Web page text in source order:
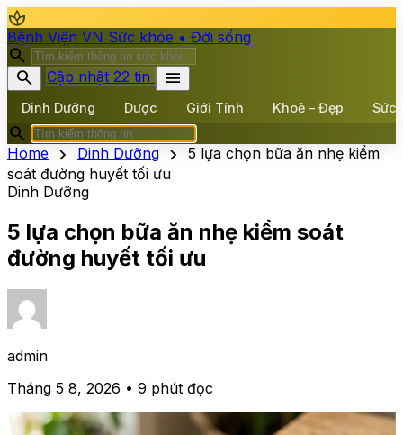
spa
Bệnh Viện VN Sức khỏe • Đời sống
search
search
Cập nhật 22 tin menu
Dinh Dưỡng Dược Giới Tính Khoẻ – Đẹp Sức
search
Home chevron_right Dinh Dưỡng chevron_right
5 lựa chọn bữa ăn nhẹ kiểm
soát đường huyết tối ưu
Dinh Dưỡng
5 lựa chọn bữa ăn nhẹ kiểm soát
đường huyết tối ưu
admin
Tháng 5 8, 2026 • 9 phút đọc